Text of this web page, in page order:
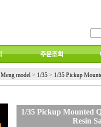
Meng model > 1/35 > 1/35 Pickup
1/35 Pickup Mounted
Resin